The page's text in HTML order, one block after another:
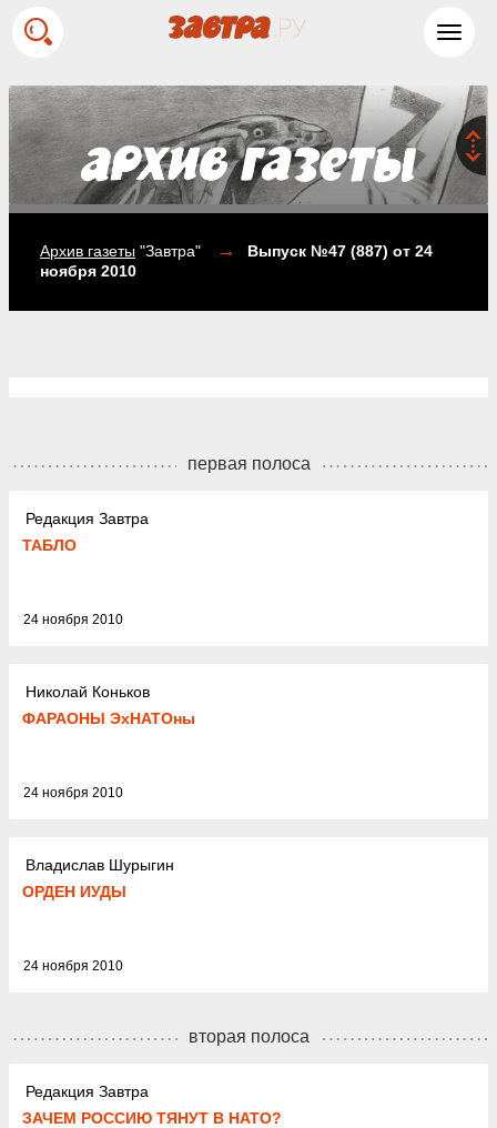
Архив газеты "Завтра" → Выпуск №47 (887) от 24
ноября 2010
первая полоса
Редакция Завтра
ТАБЛО
24 ноября 2010
Николай Коньков
ФАРАОНЫ ЭхНАТОны
24 ноября 2010
Владислав Шурыгин
ОРДЕН ИУДЫ
24 ноября 2010
вторая полоса
Редакция Завтра
ЗАЧЕМ РОССИЮ ТЯНУТ В НАТО?